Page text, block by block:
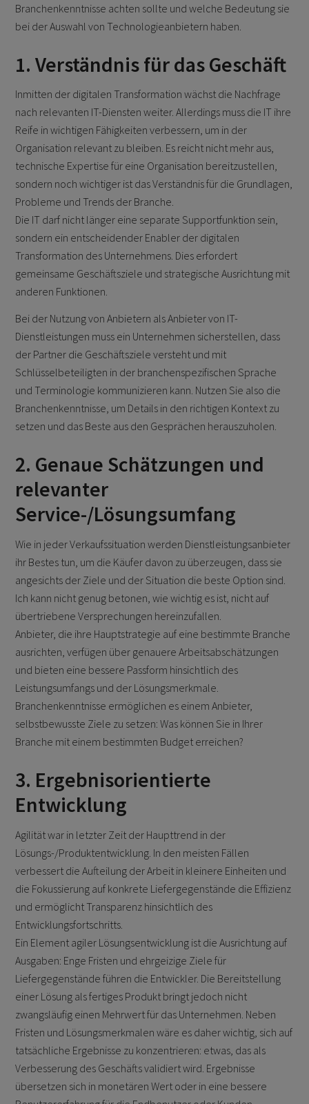
Branchenkenntnisse achten sollte und welche Bedeutung sie
bei der Auswahl von Technologieanbietern haben.
1. Verständnis für das Geschäft
Inmitten der digitalen Transformation wächst die Nachfrage
nach relevanten IT-Diensten weiter. Allerdings muss die IT ihre
Reife in wichtigen Fähigkeiten verbessern, um in der
Organisation relevant zu bleiben. Es reicht nicht mehr aus,
technische Expertise für eine Organisation bereitzustellen,
sondern noch wichtiger ist das Verständnis für die Grundlagen,
Probleme und Trends der Branche.
Die IT darf nicht länger eine separate Supportfunktion sein,
sondern ein entscheidender Enabler der digitalen
Transformation des Unternehmens. Dies erfordert
gemeinsame Geschäftsziele und strategische Ausrichtung mit
anderen Funktionen.
Bei der Nutzung von Anbietern als Anbieter von IT-
Dienstleistungen muss ein Unternehmen sicherstellen, dass
der Partner die Geschäftsziele versteht und mit
Schlüsselbeteiligten in der branchenspezifischen Sprache
und Terminologie kommunizieren kann. Nutzen Sie also die
Branchenkenntnisse, um Details in den richtigen Kontext zu
setzen und das Beste aus den Gesprächen herauszuholen.
2. Genaue Schätzungen und
relevanter
Service-/Lösungsumfang
Wie in jeder Verkaufssituation werden Dienstleistungsanbieter
ihr Bestes tun, um die Käufer davon zu überzeugen, dass sie
angesichts der Ziele und der Situation die beste Option sind.
Ich kann nicht genug betonen, wie wichtig es ist, nicht auf
übertriebene Versprechungen hereinzufallen.
Anbieter, die ihre Hauptstrategie auf eine bestimmte Branche
ausrichten, verfügen über genauere Arbeitsabschätzungen
und bieten eine bessere Passform hinsichtlich des
Leistungsumfangs und der Lösungsmerkmale.
Branchenkenntnisse ermöglichen es einem Anbieter,
selbstbewusste Ziele zu setzen: Was können Sie in Ihrer
Branche mit einem bestimmten Budget erreichen?
3. Ergebnisorientierte
Entwicklung
Agilität war in letzter Zeit der Haupttrend in der
Lösungs-/Produktentwicklung. In den meisten Fällen
verbessert die Aufteilung der Arbeit in kleinere Einheiten und
die Fokussierung auf konkrete Liefergegenstände die Effizienz
und ermöglicht Transparenz hinsichtlich des
Entwicklungsfortschritts.
Ein Element agiler Lösungsentwicklung ist die Ausrichtung auf
Ausgaben: Enge Fristen und ehrgeizige Ziele für
Liefergegenstände führen die Entwickler. Die Bereitstellung
einer Lösung als fertiges Produkt bringt jedoch nicht
zwangsläufig einen Mehrwert für das Unternehmen. Neben
Fristen und Lösungsmerkmalen wäre es daher wichtig, sich auf
tatsächliche Ergebnisse zu konzentrieren: etwas, das als
Verbesserung des Geschäfts validiert wird. Ergebnisse
übersetzen sich in monetären Wert oder in eine bessere